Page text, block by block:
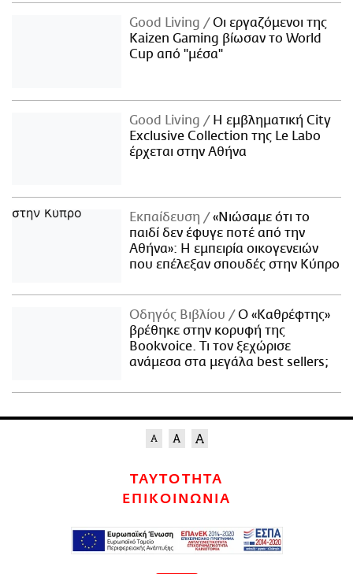
Good Living
Οι εργαζόμενοι της
Kaizen Gaming βίωσαν το World
Cup από "μέσα"
Good Living
Η εμβληματική City
Exclusive Collection της Le Labo
έρχεται στην Αθήνα
Εκπαίδευση
«Νιώσαμε ότι το
παιδί δεν έφυγε ποτέ από την
Αθήνα»: Η εμπειρία οικογενειών
που επέλεξαν σπουδές στην Κύπρο
Οδηγός Βιβλίου
Ο «Καθρέφτης»
βρέθηκε στην κορυφή της
Bookvoice. Τι τον ξεχώρισε
ανάμεσα στα μεγάλα best sellers;
ΤΑΥΤΟΤΗΤΑ
ΕΠΙΚΟΙΝΩΝΙΑ